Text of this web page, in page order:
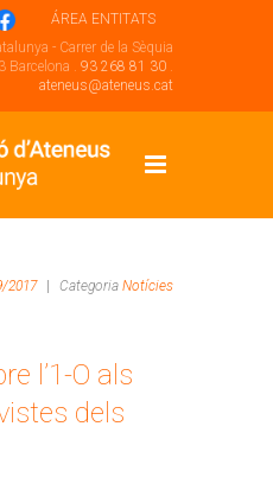
ÁREA ENTITATS
- Carrer de la Sèquia
Barcelona . 93 268 81 30 .
ateneus@ateneus.cat
2017 Categoria Notícies
l’1-O als
dels